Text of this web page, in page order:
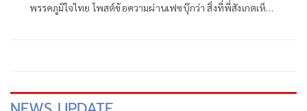
พรรคภูมิใจไทย โพสต์ข้อความผ่านเฟซบุ๊กว่า สิ่งที่พี่สังเกตเห็น